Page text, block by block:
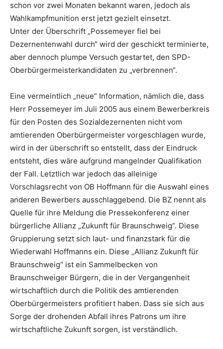
schon vor zwei Monaten bekannt waren, jedoch als
Wahlkampfmunition erst jetzt gezielt einsetzt.
Unter der Überschrift „Possemeyer fiel bei
Dezernentenwahl durch“ wird der geschickt terminierte,
aber dennoch plumpe Versuch gestartet, den SPD-
Oberbürgermeisterkandidaten zu „verbrennen“.
Eine vermeintlich „neue“ Information, nämlich die, dass
Herr Possemeyer im Juli 2005 aus einem Bewerberkreis
für den Posten des Sozialdezernenten nicht vom
amtierenden Oberbürgermeister vorgeschlagen wurde,
wird in der überschrift so entstellt, dass der Eindruck
entsteht, dies wäre aufgrund mangelnder Qualifikation
der Fall. Letztlich war jedoch das alleinige
Vorschlagsrecht von OB Hoffmann für die Auswahl eines
anderen Bewerbers ausschlaggebend. Die BZ nennt als
Quelle für ihre Meldung die Pressekonferenz einer
bürgerliche Allianz „Zukunft für Braunschweig“. Diese
Gruppierung setzt sich laut- und finanzstark für die
Wiederwahl Hoffmanns ein. Diese „Allianz Zukunft für
Braunschweig“ ist ein Sammelbecken von
Braunschweiger Bürgern, die in der Vergangenheit
wirtschaftlich durch die Politik des amtierenden
Oberbürgermeisters profitiert haben. Dass sie sich aus
Sorge der drohenden Abfall ihres Patrons um ihre
wirtschaftliche Zukunft sorgen, ist verständlich.